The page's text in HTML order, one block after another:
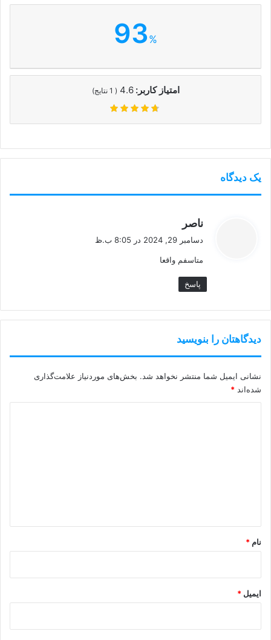
93%
امتیاز کاربر:4.6
(
1 نتایج)
یک دیدگاه
ناصر
:
دسامبر 29, 2024 در 8:05 ب.ظ
متاسفم واقعا
پاسخ
دیدگاهتان را بنویسید
نشانی ایمیل شما منتشر نخواهد شد. بخش‌های موردنیاز علامت‌گذاری
شده‌اند *
نام *
ایمیل *